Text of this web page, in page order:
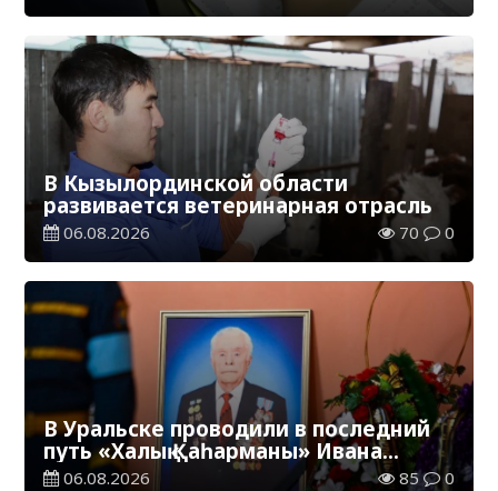
В Кызылординской области
развивается ветеринарная отрасль
06.08.2026 70 0
В Уральске проводили в последний
путь «Халық Қаһарманы» Ивана
Степановича Гапича
06.08.2026 85 0